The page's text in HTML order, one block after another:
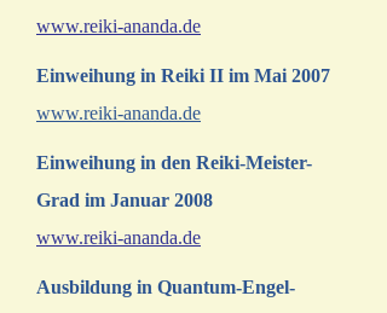
www.reiki-ananda.de
Einweihung in Reiki II im Mai 2007
www.reiki-ananda.de
Einweihung in den Reiki-Meister-
Grad im Januar 2008
www.reiki-ananda.de
Ausbildung in Quantum-Engel-